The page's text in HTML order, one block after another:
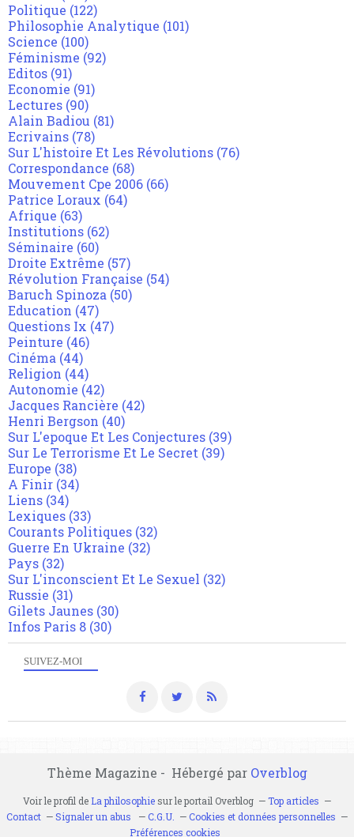
SUIVEZ-MOI
Politique (122)
Philosophie Analytique (101)
Science (100)
Féminisme (92)
Editos (91)
Economie (91)
Lectures (90)
Alain Badiou (81)
Ecrivains (78)
Sur L'histoire Et Les Révolutions (76)
Correspondance (68)
Mouvement Cpe 2006 (66)
Patrice Loraux (64)
Afrique (63)
Institutions (62)
Séminaire (60)
Droite Extrême (57)
Révolution Française (54)
Baruch Spinoza (50)
Education (47)
Questions Ix (47)
Peinture (46)
Cinéma (44)
Religion (44)
Autonomie (42)
Jacques Rancière (42)
Henri Bergson (40)
Sur L'epoque Et Les Conjectures (39)
Sur Le Terrorisme Et Le Secret (39)
Europe (38)
A Finir (34)
Liens (34)
Lexiques (33)
Courants Politiques (32)
Guerre En Ukraine (32)
Pays (32)
Sur L'inconscient Et Le Sexuel (32)
Russie (31)
Gilets Jaunes (30)
Infos Paris 8 (30)
Thème Magazine - Hébergé par Overblog
Voir le profil de La philosophiesur le portail Overblog
Top articles
Contact
Signaler un abus C.G.U.
Cookies et données personnelles
Préférences cookies